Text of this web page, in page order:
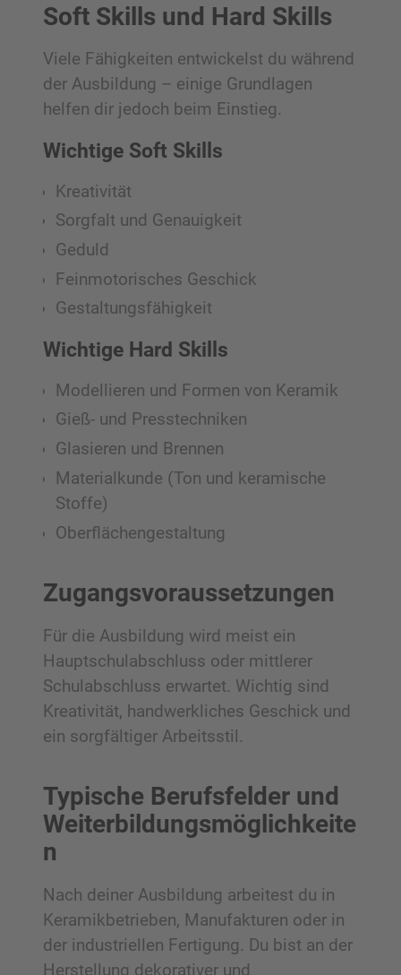
Soft Skills und Hard Skills
Viele Fähigkeiten entwickelst du während
der Ausbildung – einige Grundlagen
helfen dir jedoch beim Einstieg.
Wichtige Soft Skills
Kreativität
Sorgfalt und Genauigkeit
Geduld
Feinmotorisches Geschick
Gestaltungsfähigkeit
Wichtige Hard Skills
Modellieren und Formen von Keramik
Gieß- und Presstechniken
Glasieren und Brennen
Materialkunde (Ton und keramische
Stoffe)
Oberflächengestaltung
Zugangsvoraussetzungen
Für die Ausbildung wird meist ein
Hauptschulabschluss oder mittlerer
Schulabschluss erwartet. Wichtig sind
Kreativität, handwerkliches Geschick und
ein sorgfältiger Arbeitsstil.
Typische Berufsfelder und
Weiterbildungsmöglichkeite
n
Nach deiner Ausbildung arbeitest du in
Keramikbetrieben, Manufakturen oder in
der industriellen Fertigung. Du bist an der
Herstellung dekorativer und